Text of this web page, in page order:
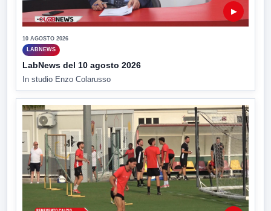
▶
10 AGOSTO 2026
LABNEWS
LabNews del 10 agosto 2026
In studio Enzo Colarusso